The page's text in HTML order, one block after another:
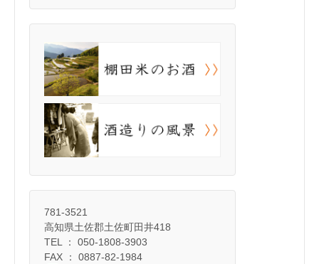
781-3521
高知県土佐郡土佐町田井418
TEL ： 050-1808-3903
FAX ： 0887-82-1984